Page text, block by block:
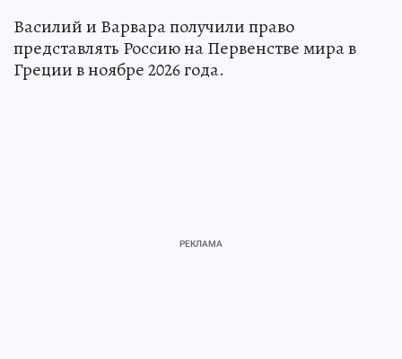
Василий и Варвара получили право
представлять Россию на Первенстве мира в
Греции в ноябре 2026 года.